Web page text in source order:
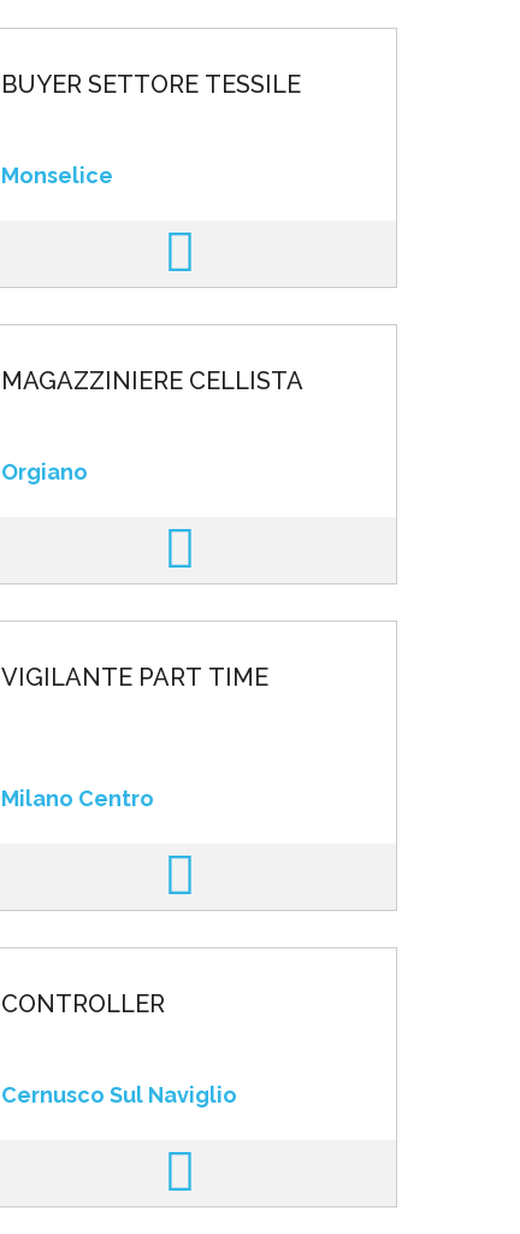
BUYER SETTORE TESSILE
Monselice
MAGAZZINIERE CELLISTA
Orgiano
VIGILANTE PART TIME
Milano Centro
CONTROLLER
Cernusco Sul Naviglio